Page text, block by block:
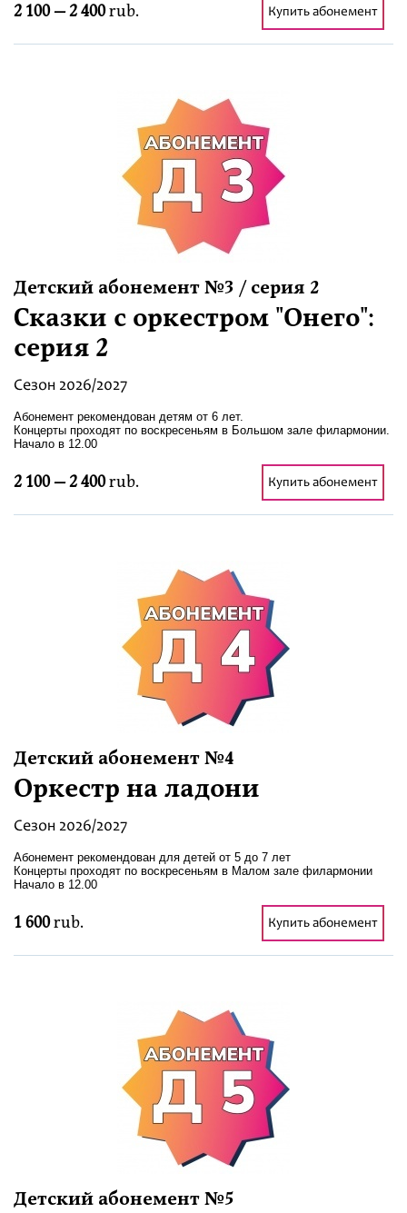
2 100 — 2 400rub. Купить абонемент
Детский абонемент №3 / серия 2
Сказки с оркестром "Онего":
серия 2
Сезон 2026/2027
Абонемент рекомендован детям от 6 лет.
Концерты проходят по воскресеньям в Большом зале филармонии.
Начало в 12.00
2 100 — 2 400rub. Купить абонемент
Детский абонемент №4
Оркестр на ладони
Сезон 2026/2027
Абонемент рекомендован для детей от 5 до 7 лет
Концерты проходят по воскресеньям в Малом зале филармонии
Начало в 12.00
1 600rub. Купить абонемент
Детский абонемент №5